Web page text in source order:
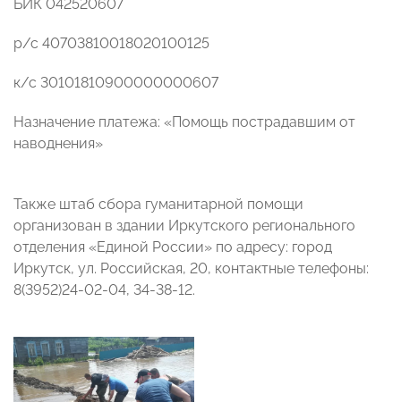
БИК 042520607
р/с 40703810018020100125
к/с 30101810900000000607
Назначение платежа: «Помощь пострадавшим от
наводнения»
Также штаб сбора гуманитарной помощи
организован в здании Иркутского регионального
отделения «Единой России» по адресу: город
Иркутск, ул. Российская, 20, контактные телефоны:
8(3952)24-02-04, 34-38-12.